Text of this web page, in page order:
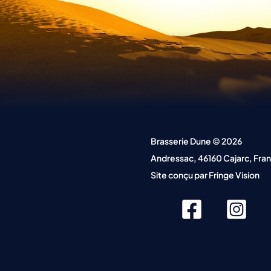
Brasserie Dune © 2026
Andressac, 46160 Cajarc,
Site conçu parFringe Vision